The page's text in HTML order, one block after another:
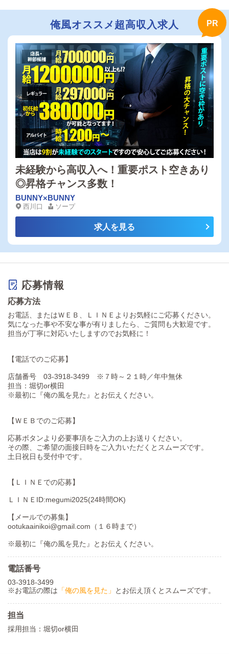
俺風オススメ超高収入求人
未経験から高収入へ！重要ポスト空きあり
◎昇格チャンス多数！
BUNNY×BUNNY
西川口 ソープ
求人を見る
応募情報
応募方法
お電話、またはＷＥＢ、ＬＩＮＥよりお気軽にご応募ください。
気になった事や不安な事が有りましたら、ご質問も大歓迎です。
担当が丁寧に対応いたしますのでお気軽に！
【電話でのご応募】
店舗番号 03-3918-3499 ※７時～２１時／年中無休
担当：堀切or横田
※最初に『俺の風を見た』とお伝えください。
【ＷＥＢでのご応募】
応募ボタンより必要事項をご入力の上お送りください。
その際、ご希望の面接日時をご入力いただくとスムーズです。
土日祝日も受付中です。
【ＬＩＮＥでの応募】
ＬＩＮＥID:megumi2025(24時間OK)
【メールでの募集】
ootukaainikoi@gmail.com（１６時まで）
※最初に『俺の風を見た』とお伝えください。
電話番号
03-3918-3499
※お電話の際は 「俺の風を見た」 とお伝え頂くとスムーズです。
担当
採用担当：堀切or横田